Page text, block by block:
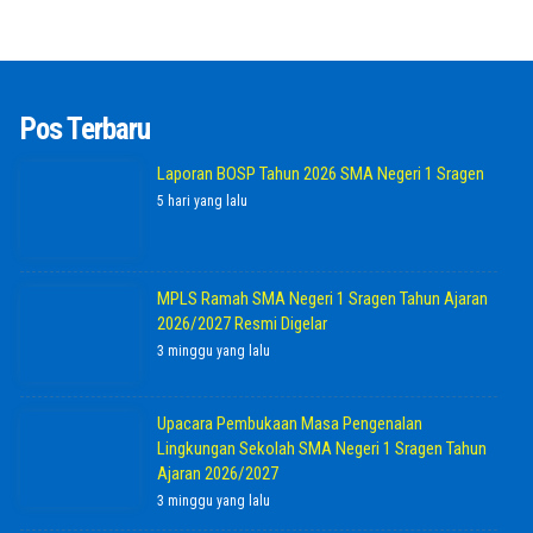
Pos Terbaru
Laporan BOSP Tahun 2026 SMA Negeri 1 Sragen
5 hari yang lalu
MPLS Ramah SMA Negeri 1 Sragen Tahun Ajaran
2026/2027 Resmi Digelar
3 minggu yang lalu
Upacara Pembukaan Masa Pengenalan
Lingkungan Sekolah SMA Negeri 1 Sragen Tahun
Ajaran 2026/2027
3 minggu yang lalu